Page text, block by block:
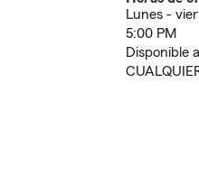
Lunes -
5:00 PM
Disponible